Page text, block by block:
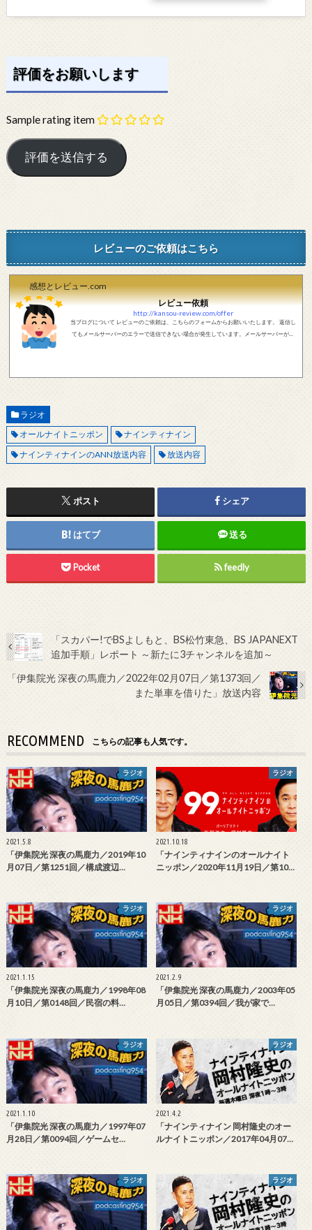
評価をお願いします
Sample rating item
レビューのご依頼はこちら
感想とレビュー.com
レビュー依頼
http://kansou-review.com/offer
当ブログについて レビューのご依頼は、こちらのフォームからお願いいたします。 返信し
てもメールサーバーのエラーで送信できない場合が発生しています。メールサーバーが正
ラジオ
オールナイトニッポン
ナインティナイン
ナインティナインのANN放送内容
放送内容
ポスト シェア
はてブ 送る
Pocket feedly
「スカパー!でBSよしもと、BS松竹東急、BS JAPANEXT
追加手順」レポート ～新たに3チャンネルを追加～
「伊集院光 深夜の馬鹿力／2022年02月07日／第1373回／
また単車を借りた」放送内容
RECOMMEND こちらの記事も人気です。
ラジオ
2021.5.8
「伊集院光 深夜の馬鹿力／2019年10
月07日／第1251回／構成渡辺…
ラジオ
2021.10.18
「ナインティナインのオールナイト
ニッポン／2020年11月19日／第10…
ラジオ
2021.1.15
「伊集院光 深夜の馬鹿力／1998年08
月10日／第0148回／民宿の料…
ラジオ
2021.2.9
「伊集院光 深夜の馬鹿力／2003年05
月05日／第0394回／我が家で…
ラジオ
2021.1.10
「伊集院光 深夜の馬鹿力／1997年07
月28日／第0094回／ゲームセ…
ラジオ
2021.4.2
「ナインティナイン 岡村隆史のオー
ルナイトニッポン／2017年04月07…
ラジオ ラジオ